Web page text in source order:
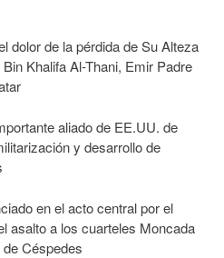
dolor de la pérdida de Su Alteza
Khalifa Al-Thani, Emir Padre
aliado de EE.UU. de
y desarrollo de
en el acto central por el
asalto a los cuarteles Moncada
Céspedes